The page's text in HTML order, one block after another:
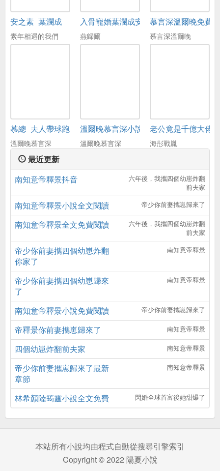
安之素_葉瀾成
素年相遇的我們
入骨寵婚葉瀾成安之素
燕歸爾
慕言深溫爾晚免費
慕言深溫爾晚
慕總_夫人帶球跑了
溫爾晚慕言深
溫爾晚慕言深小說免費
溫爾晚慕言深
老公竟是千億大佬
海彤戰胤
最近更新
南知意帝釋景抖音
六年後，我攜四個幼崽炸翻
前夫家
南知意帝釋景小說全文閱讀 帝少你前妻攜崽歸來了
南知意帝釋景全文免費閱讀
六年後，我攜四個幼崽炸翻
前夫家
帝少你前妻攜四個幼崽炸翻
你家了
南知意帝釋景
帝少你前妻攜四個幼崽歸來
了
南知意帝釋景
南知意帝釋景小說免費閱讀 帝少你前妻攜崽歸來了
帝釋景你前妻攜崽歸來了 南知意帝釋景
四個幼崽炸翻前夫家 南知意帝釋景
帝少你前妻攜崽歸來了最新
章節
南知意帝釋景
林希顏陸筠霆小說全文免費 閃婚全球首富後她甜爆了
本站所有小說均由程式自動從搜尋引擎索引
Copyright © 2022 陽夏小說